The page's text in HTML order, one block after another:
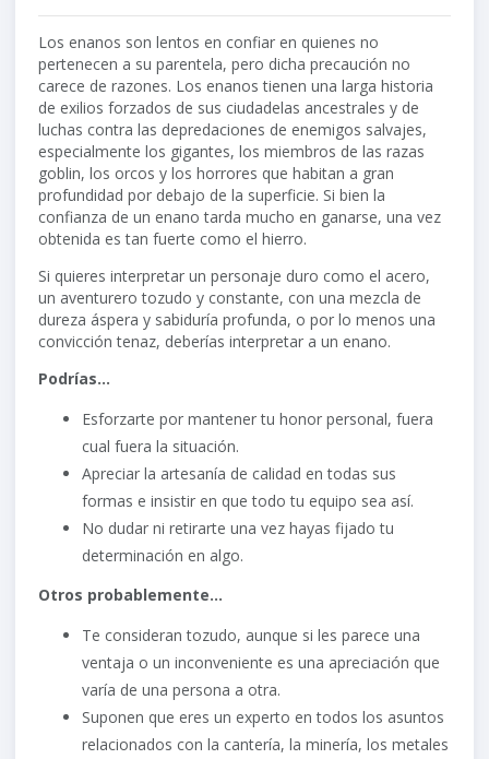
Los enanos son lentos en confiar en quienes no
pertenecen a su parentela, pero dicha precaución no
carece de razones. Los enanos tienen una larga historia
de exilios forzados de sus ciudadelas ancestrales y de
luchas contra las depredaciones de enemigos salvajes,
especialmente los gigantes, los miembros de las razas
goblin, los orcos y los horrores que habitan a gran
profundidad por debajo de la superficie. Si bien la
confianza de un enano tarda mucho en ganarse, una vez
obtenida es tan fuerte como el hierro.
Si quieres interpretar un personaje duro como el acero,
un aventurero tozudo y constante, con una mezcla de
dureza áspera y sabiduría profunda, o por lo menos una
convicción tenaz, deberías interpretar a un enano.
Podrías…
Esforzarte por mantener tu honor personal, fuera
cual fuera la situación.
Apreciar la artesanía de calidad en todas sus
formas e insistir en que todo tu equipo sea así.
No dudar ni retirarte una vez hayas fijado tu
determinación en algo.
Otros probablemente…
Te consideran tozudo, aunque si les parece una
ventaja o un inconveniente es una apreciación que
varía de una persona a otra.
Suponen que eres un experto en todos los asuntos
relacionados con la cantería, la minería, los metales